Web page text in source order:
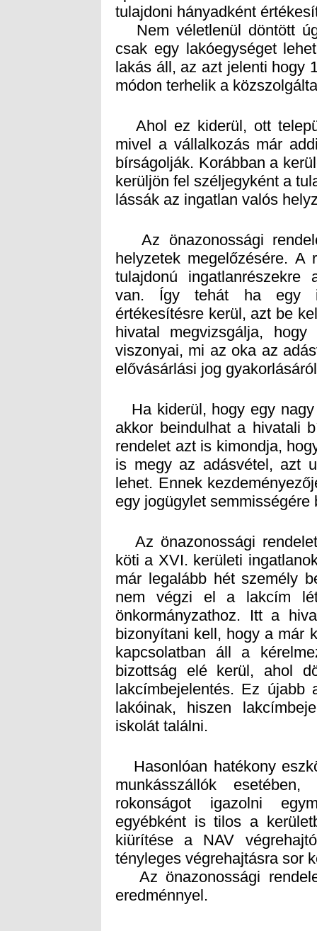
tulajdoni hányadként
Nem véletlenül döntött
csak egy lakóegységet
lakás áll, az azt jelenti
módon terhelik a
Ahol ez kiderül, ott
mivel a vállalkozás már
bírságolják. Korábban a
kerüljön fel széljegyként a
lássák az ingatlan valós
Az önazonossági
helyzetek megelőzésére.
tulajdonú
van. Így tehát ha egy
értékesítésre kerül, azt be
hivatal megvizsgálja,
viszonyai, mi az oka az
elővásárlási jog
Ha kiderül, hogy egy
akkor beindulhat a hivatali
rendelet azt is kimondja,
is megy az adásvétel, azt
lehet. Ennek
egy jogügylet semmisségére
Az önazonossági
köti a XVI. kerületi
már legalább hét személy
nem végzi el a lakcím
önkormányzathoz. Itt a
bizonyítani kell, hogy a már
kapcsolatban áll a
bizottság elé kerül, ahol
lakcímbejelentés. Ez
lakóinak, hiszen
iskolát találni.
Hasonlóan hatékony
munkásszállók
rokonságot igazolni
egyébként is tilos a
kiürítése a NAV
tényleges végrehajtásra sor
Az önazonossági
eredménnyel.